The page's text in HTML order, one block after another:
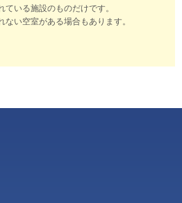
いる施設のものだけです。
ない空室がある場合もあります。